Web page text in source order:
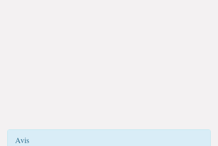
Avis